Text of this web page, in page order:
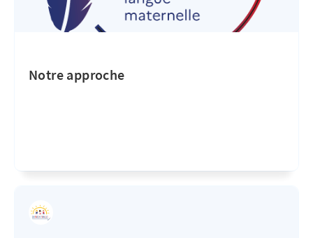
Notre approche